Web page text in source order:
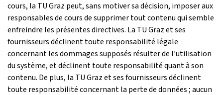
cours, la TU Graz peut, sans motiver sa décision, imposer aux
responsables de cours de supprimer tout contenu qui semble
enfreindre les présentes directives. La TU Graz et ses
fournisseurs déclinent toute responsabilité légale
concernant les dommages supposés résulter de l’utilisation
du système, et déclinent toute responsabilité quant à son
contenu. De plus, la TU Graz et ses fournisseurs déclinent
toute responsabilité concernant la perte de données ; aucun